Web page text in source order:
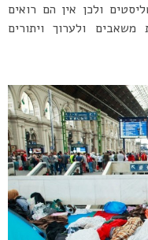
ולכן אין הם רואים
ולערוך ויתורים